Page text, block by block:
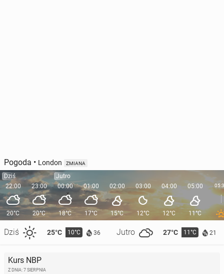
Pogoda • London ZMIANA
Dziś
22:00
20°C
Dziś 25°C 10°C 36 Jutro 27°C 11°C 21
23:00
20°C
Jutro
00:00
18°C
01:00
17°C
02:00
15°C
03:00
12°C
04:00
12°C
05:00
11°C
Kurs NBP
Z DNIA: 7 SIERPNIA